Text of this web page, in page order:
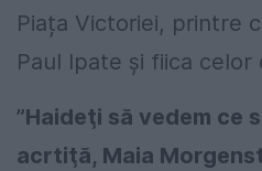
Piața Victoriei, printre
Paul Ipate și fiica celor
”Haideţi să vedem ce
acrtiţă, Maia